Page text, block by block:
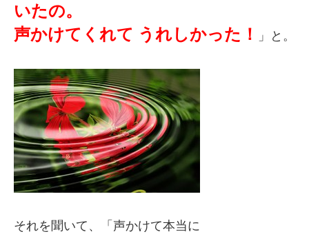
いたの。
声かけてくれて うれしかった！ 」と。
それを聞いて、「声かけて本当に